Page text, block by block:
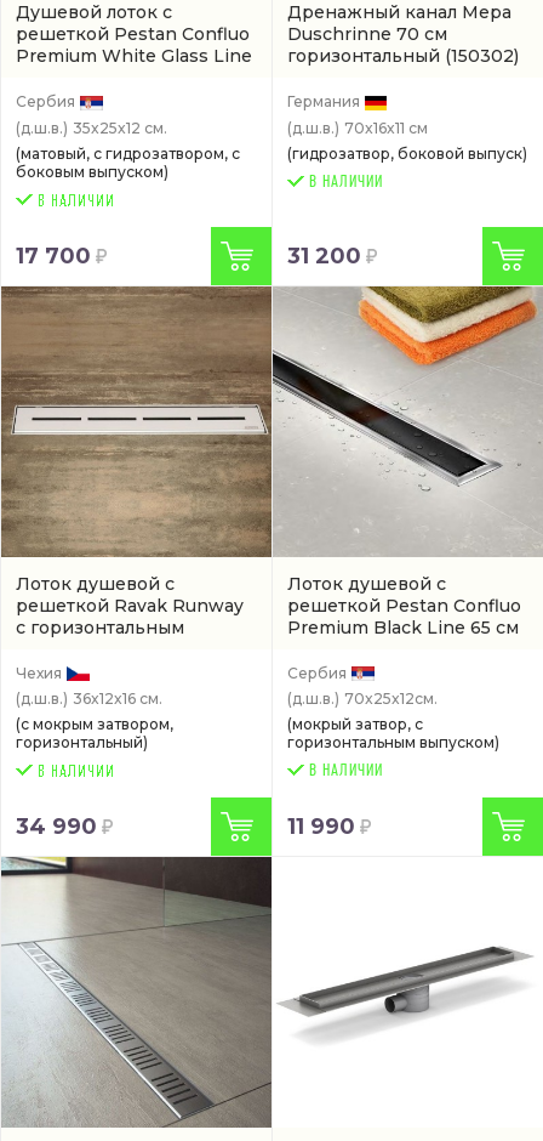
Душевой лоток с
решеткой Pestan Confluo
Premium White Glass Line
Сербия
(д.ш.в.) 35x25x12 см.
(матовый, с гидрозатвором, с
боковым выпуском)
17 700
Дренажный канал Mepa
Duschrinne 70 см
горизонтальный (150302)
Германия
(д.ш.в.) 70x16x11 см
(гидрозатвор, боковой выпуск)
В НАЛИЧИИ
31 200
Лоток душевой с
решеткой Ravak Runway
с горизонтальным
Чехия
(д.ш.в.) 36x12x16 см.
(с мокрым затвором,
горизонтальный)
34 990
Лоток душевой с
решеткой Pestan Confluo
Premium Black Line 65 см
Сербия
(д.ш.в.) 70x25x12см.
(мокрый затвор, с
горизонтальным выпуском)
В НАЛИЧИИ
11 990